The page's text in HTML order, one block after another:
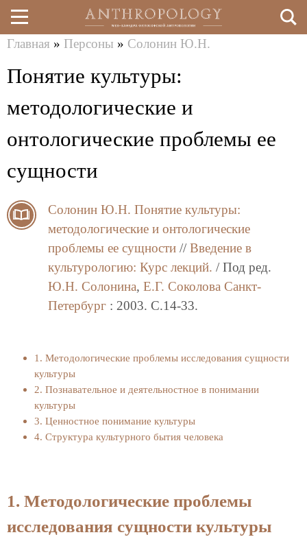
Перейти
к
здесь
Главная » Персоны » Солонин Ю.Н.
Понятие культуры:
методологические и
онтологические проблемы ее
сущности
Солонин Ю.Н. Понятие культуры:
методологические и онтологические
проблемы ее сущности // Введение в
культурологию: Курс лекций. / Под ред.
Ю.Н. Солонина, Е.Г. Соколова Санкт-
Петербург : 2003. C.14-33.
1. Методологические проблемы исследования сущности
культуры
2. Познавательное и деятельностное в понимании
культуры
3. Ценностное понимание культуры
4. Структура культурного бытия человека
1. Методологические проблемы
исследования сущности культуры